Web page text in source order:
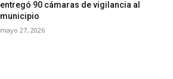
entregó 90 cámaras de vigilancia al
municipio
mayo 27, 2026